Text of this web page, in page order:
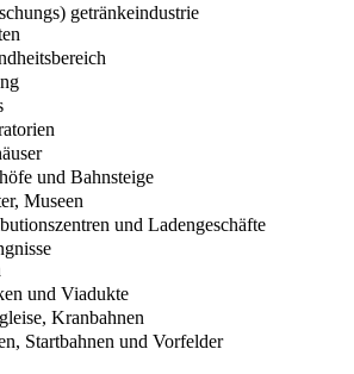
getränkeindustrie
und Bahnsteige
Museen
und Ladengeschäfte
und Viadukte
Kranbahnen
Startbahnen und Vorfelder